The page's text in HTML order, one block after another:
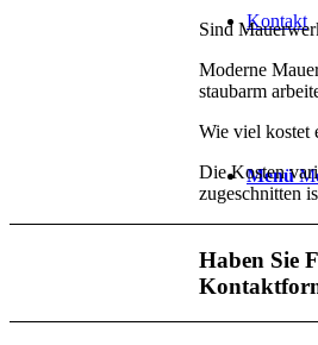
Kontakt
Menü
Sind
Moderne
staubarm
Wie viel kostet
Die Kosten
zugeschnitten
Haben Sie